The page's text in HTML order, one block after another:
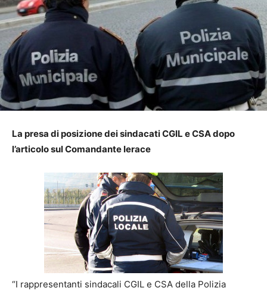
La presa di posizione dei sindacati CGIL e CSA dopo
l’articolo sul Comandante Ierace
“I rappresentanti sindacali CGIL e CSA della Polizia